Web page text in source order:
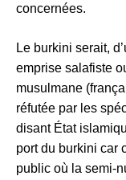
concernées.
Le burkini serait,
emprise salafiste
musulmane
réfutée par les
disant État
port du burkini car
public où la semi-